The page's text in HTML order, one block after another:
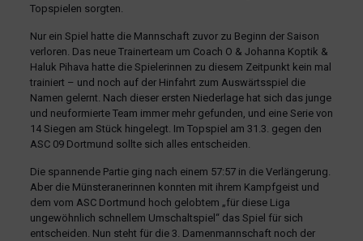
Topspielen sorgten.
Nur ein Spiel hatte die Mannschaft zuvor zu Beginn der Saison
verloren. Das neue Trainerteam um Coach O & Johanna Koptik &
Haluk Pihava hatte die Spielerinnen zu diesem Zeitpunkt kein mal
trainiert – und noch auf der Hinfahrt zum Auswärtsspiel die
Namen gelernt. Nach dieser ersten Niederlage hat sich das junge
und neuformierte Team immer mehr gefunden, und eine Serie von
14 Siegen am Stück hingelegt. Im Topspiel am 31.3. gegen den
ASC 09 Dortmund sollte sich alles entscheiden.
Die spannende Partie ging nach einem 57:57 in die Verlängerung.
Aber die Münsteranerinnen konnten mit ihrem Kampfgeist und
dem vom ASC Dortmund hoch gelobtem „für diese Liga
ungewöhnlich schnellem Umschaltspiel“ das Spiel für sich
entscheiden. Nun steht für die 3. Damenmannschaft noch der